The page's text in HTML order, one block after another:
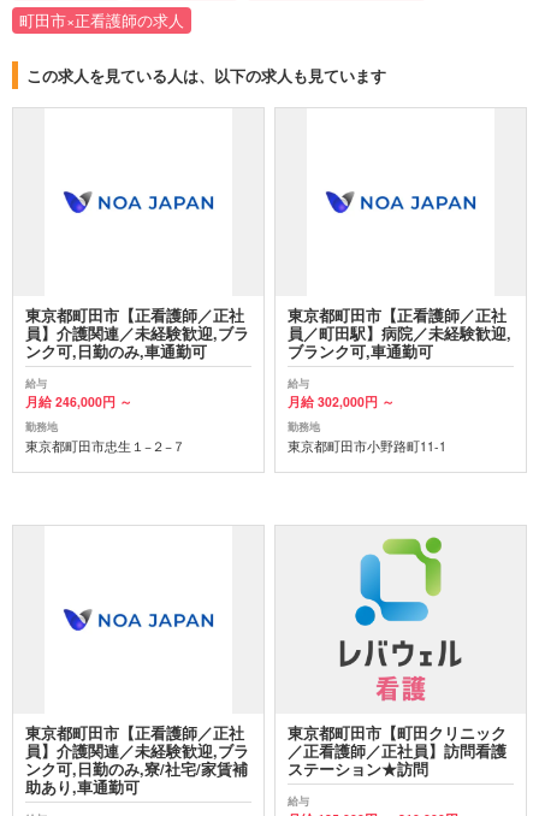
町田市×正看護師の求人
この求人を見ている人は、以下の求人も見ています
東京都町田市【正看護師／正社
員】介護関連／未経験歓迎,ブラ
ンク可,日勤のみ,車通勤可
給与
月給 246,000円 ～
勤務地
東京都町田市忠生１−２−７
東京都町田市【正看護師／正社
員／町田駅】病院／未経験歓迎,
ブランク可,車通勤可
給与
月給 302,000円 ～
勤務地
東京都町田市小野路町11-1
東京都町田市【正看護師／正社
員】介護関連／未経験歓迎,ブラ
ンク可,日勤のみ,寮/社宅/家賃補
助あり,車通勤可
東京都町田市【町田クリニック
／正看護師／正社員】訪問看護
ステーション★訪問
給与